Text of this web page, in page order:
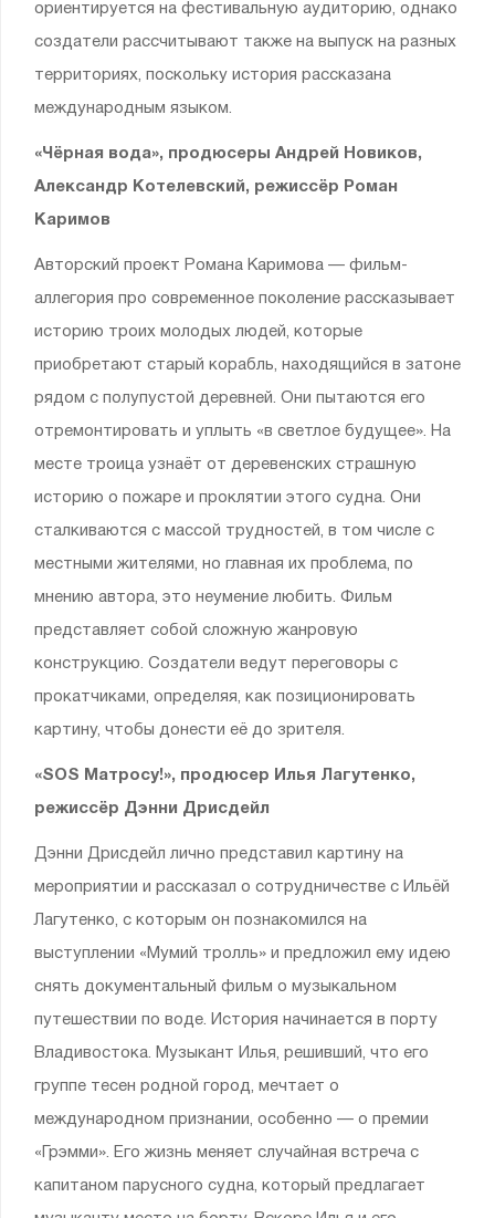
ориентируется на фестивальную аудиторию, однако
создатели рассчитывают также на выпуск на разных
территориях, поскольку история рассказана
международным языком.
«Чёрная вода», продюсеры Андрей Новиков,
Александр Котелевский, режиссёр Роман
Каримов
Авторский проект Романа Каримова — фильм-
аллегория про современное поколение рассказывает
историю троих молодых людей, которые
приобретают старый корабль, находящийся в затоне
рядом с полупустой деревней. Они пытаются его
отремонтировать и уплыть «в светлое будущее». На
месте троица узнаёт от деревенских страшную
историю о пожаре и проклятии этого судна. Они
сталкиваются с массой трудностей, в том числе с
местными жителями, но главная их проблема, по
мнению автора, это неумение любить. Фильм
представляет собой сложную жанровую
конструкцию. Создатели ведут переговоры с
прокатчиками, определяя, как позиционировать
картину, чтобы донести её до зрителя.
«SOS Матросу!», продюсер Илья Лагутенко,
режиссёр Дэнни Дрисдейл
Дэнни Дрисдейл лично представил картину на
мероприятии и рассказал о сотрудничестве с Ильёй
Лагутенко, с которым он познакомился на
выступлении «Мумий тролль» и предложил ему идею
снять документальный фильм о музыкальном
путешествии по воде. История начинается в порту
Владивостока. Музыкант Илья, решивший, что его
группе тесен родной город, мечтает о
международном признании, особенно — о премии
«Грэмми». Его жизнь меняет случайная встреча с
капитаном парусного судна, который предлагает